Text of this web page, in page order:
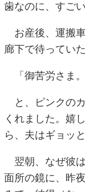
歯なのに、すご
お産後、運搬車
廊下で待ってい
「御苦労さま
と、ピンクの
くれました。嬉
ら、夫はギョッ
翌朝、なぜ彼
面所の鏡に、昨